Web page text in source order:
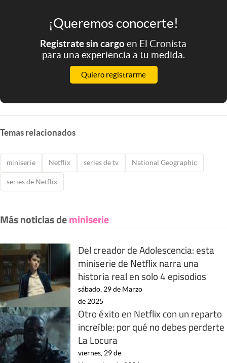
¡Queremos conocerte!
Registrate sin cargoen El Cronista
para una experiencia a tu medida.
Quiero registrarme
Temas relacionados
miniserie Netflix series de tv National Geographic
series de Netflix
Más noticias deminiserie
Del creador de Adolescencia: esta
miniserie de Netflix narra una
historia real en solo 4 episodios
sábado, 29 de Marzo
de 2025
Otro éxito en Netflix con un reparto
increíble: por qué no debes perderte
La Locura
viernes, 29 de